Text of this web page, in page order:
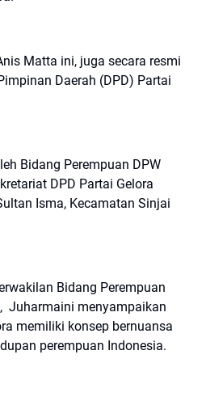
Matta ini, juga secara resmi
Daerah (DPD) Partai
Bidang Perempuan DPW
DPD Partai Gelora
Isma, Kecamatan Sinjai
Bidang Perempuan
Juharmaini menyampaikan
memiliki konsep bernuansa
perempuan Indonesia.